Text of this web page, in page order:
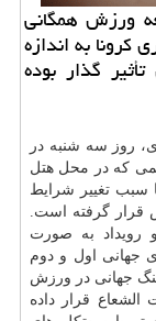
ورزش همگانی
به اندازه
گذار بوده
روز سه شنبه در
که در محل هتل
سبب تغییر شرایط
قرار گرفته است.
رویداد به صورت
اول و دوم
جهانی در ورزش
الشعاع قرار داده